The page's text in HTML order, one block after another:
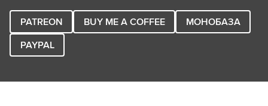
PATREON BUY ME A COFFEE
МОНОБАЗА
PAYPAL